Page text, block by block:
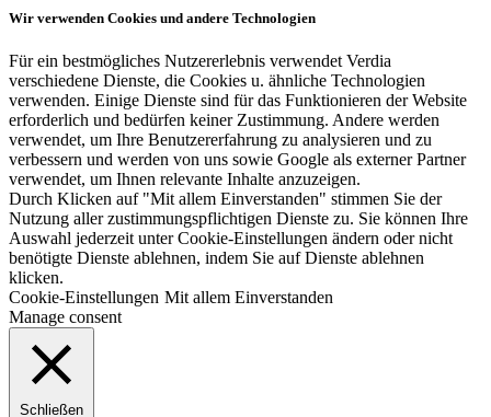
Wir verwenden Cookies und andere Technologien
Für ein bestmögliches Nutzererlebnis verwendet Verdia
verschiedene Dienste, die Cookies u. ähnliche Technologien
verwenden. Einige Dienste sind für das Funktionieren der Website
erforderlich und bedürfen keiner Zustimmung. Andere werden
verwendet, um Ihre Benutzererfahrung zu analysieren und zu
verbessern und werden von uns sowie Google als externer Partner
verwendet, um Ihnen relevante Inhalte anzuzeigen.
Durch Klicken auf "Mit allem Einverstanden" stimmen Sie der
Nutzung aller zustimmungspflichtigen Dienste zu. Sie können Ihre
Auswahl jederzeit unter Cookie-Einstellungen ändern oder nicht
benötigte Dienste ablehnen, indem Sie auf Dienste ablehnen
klicken.
Cookie-Einstellungen Mit allem Einverstanden
Manage consent
Schließen